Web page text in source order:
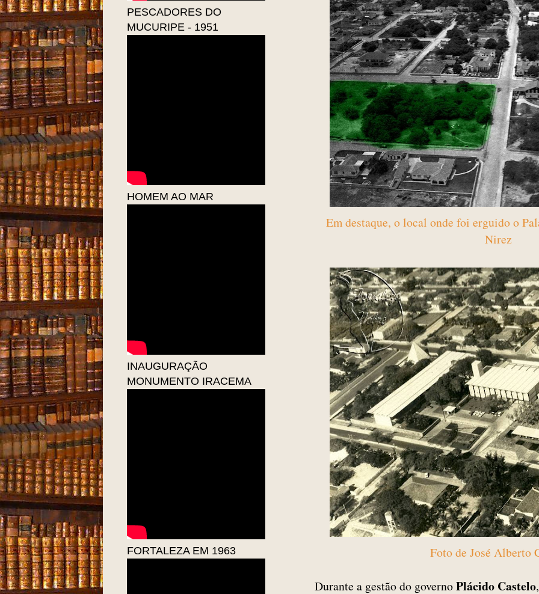
Em destaque, o local onde foi erguido o
Nirez
Foto de José Alberto
Durante a gestão do governoPlácido Castelo
PESCADORES DO
MUCURIPE - 1951
HOMEM AO MAR
INAUGURAÇÃO
MONUMENTO IRACEMA
FORTALEZA EM 1963